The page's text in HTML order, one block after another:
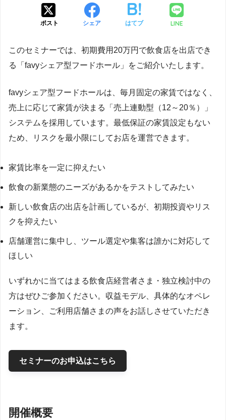
ポスト シェア はてブ LINE
このセミナーでは、初期費用20万円で飲食店を出店でき
る「favyシェア型フードホール」をご紹介いたします。
favyシェア型フードホールは、毎月固定の家賃ではなく、
売上に応じて家賃が決まる「売上連動型（12～20％）」
システムを採用しています。最低保証の家賃設定もない
ため、リスクを最小限にしてお店を運営できます。
家賃比率を一定に抑えたい
飲食の新業態のニーズがあるかをテストしてみたい
新しい飲食店の出店を計画しているが、初期投資やリス
クを抑えたい
店舗運営に集中し、ツール選定や集客は誰かに対応して
ほしい
いずれかに当てはまる飲食店経営者さま・独立検討中の
方はぜひご参加ください。収益モデル、具体的なオペレ
ーション、ご利用店舗さまの声をお話しさせていただき
ます。
セミナーのお申込はこちら
開催概要